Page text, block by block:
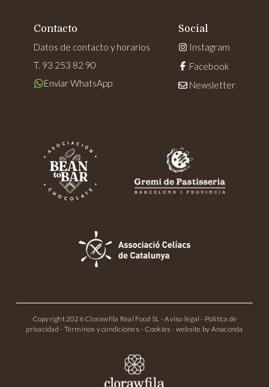
Contacto
Datos de contacto y horarios
T. 93 253 82 90
Enviar WhatsApp
Social
Instagram
Facebook
Newsletter
Copyright 2026 Clorawfila Real Food SL -Aviso legal - Política de
privacidad - Términos y condiciones - Cookies - website by Anaconda